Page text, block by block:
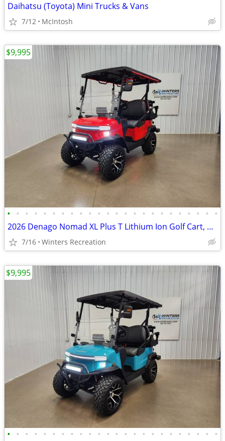
Daihatsu (Toyota) Mini Trucks & Vans
7/12 McIntosh
• • • • • • • • • • • • • • • • • • • • • • • •
2026 Denago Nomad XL Plus T Lithium Ion Golf Cart, Scarlet
7/16 Winters Recreation
$9,995
• • • • • • • • • • • • • • • • • • • • • • • •
$9,995